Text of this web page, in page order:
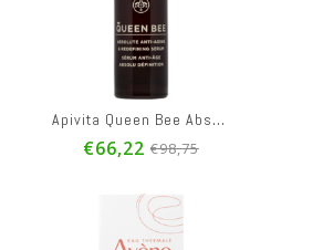
Apivita Queen Bee Absol. A/aging&redef. Serum 30ml
€66,22 €98,75